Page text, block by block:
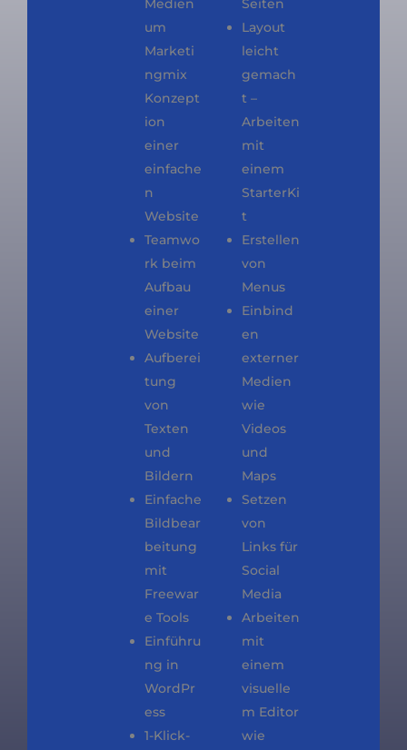
Medien
um
Marketi
ngmix
Konzept
ion
einer
einfache
n
Website
Teamwo
rk beim
Aufbau
einer
Website
Aufberei
tung
von
Texten
und
Bildern
Einfache
Bildbear
beitung
mit
Freewar
e Tools
Einführu
ng in
WordPr
ess
1-Klick-
Seiten
Layout
leicht
gemach
t –
Arbeiten
mit
einem
StarterKi
t
Erstellen
von
Menus
Einbind
en
externer
Medien
wie
Videos
und
Maps
Setzen
von
Links für
Social
Media
Arbeiten
mit
einem
visuelle
m Editor
wie